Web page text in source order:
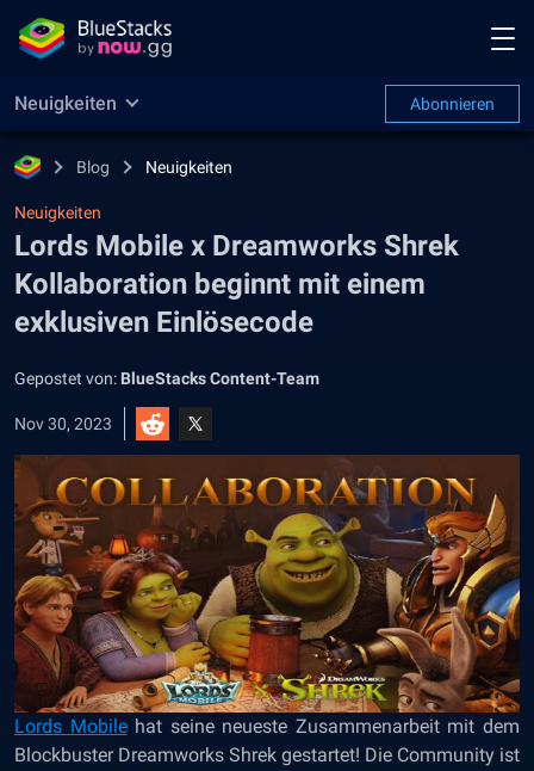
Neuigkeiten Abonnieren
Blog Neuigkeiten
Neuigkeiten
Lords Mobile x Dreamworks Shrek
Kollaboration beginnt mit einem
exklusiven Einlösecode
Gepostet von: BlueStacks Content-Team
Nov 30, 2023
Lords Mobilehat seine neueste Zusammenarbeit mit dem
Blockbuster Dreamworks Shrek gestartet! Die Community ist